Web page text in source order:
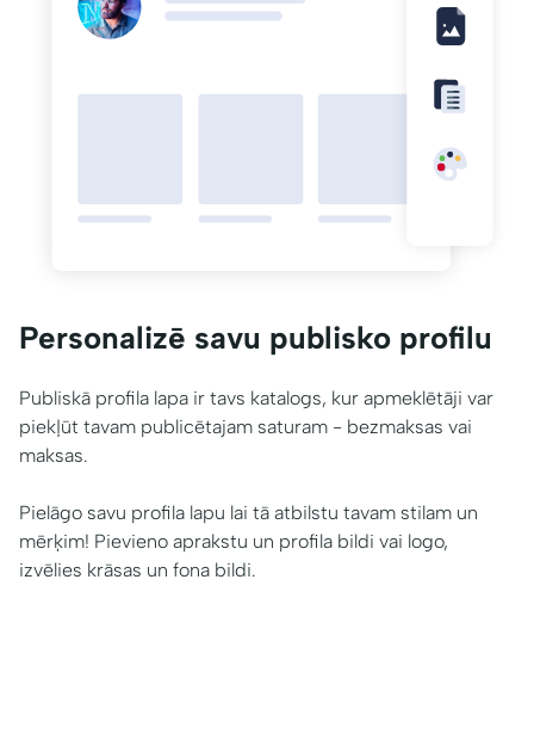
Personalizē savu publisko profilu
Publiskā profila lapa ir tavs katalogs, kur apmeklētāji var
piekļūt tavam publicētajam saturam - bezmaksas vai
maksas.
Pielāgo savu profila lapu lai tā atbilstu tavam stilam un
mērķim! Pievieno aprakstu un profila bildi vai logo,
izvēlies krāsas un fona bildi.